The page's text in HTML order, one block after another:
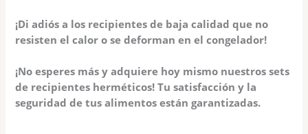
¡Di adiós a los recipientes de baja calidad que no
resisten el calor o se deforman en el congelador!
¡No esperes más y adquiere hoy mismo nuestros sets
de recipientes herméticos! Tu satisfacción y la
seguridad de tus alimentos están garantizadas.